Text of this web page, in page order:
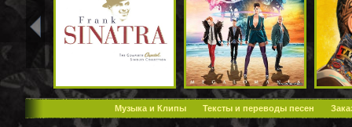
Музыка и Клипы Тексты и переводы песен